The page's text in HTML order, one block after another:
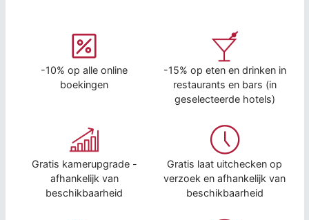
-10% op alle online
boekingen
-15% op eten en drinken in
restaurants en bars (in
geselecteerde hotels)
Gratis kamerupgrade -
afhankelijk van
beschikbaarheid
Gratis laat uitchecken op
verzoek en afhankelijk van
beschikbaarheid